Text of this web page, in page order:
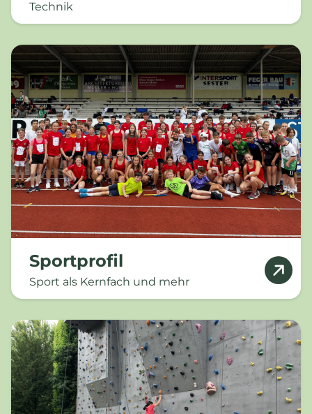
Technik
Sportprofil
Sport als Kernfach und mehr